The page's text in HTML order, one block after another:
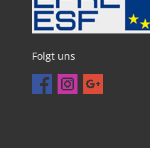
Folgt uns